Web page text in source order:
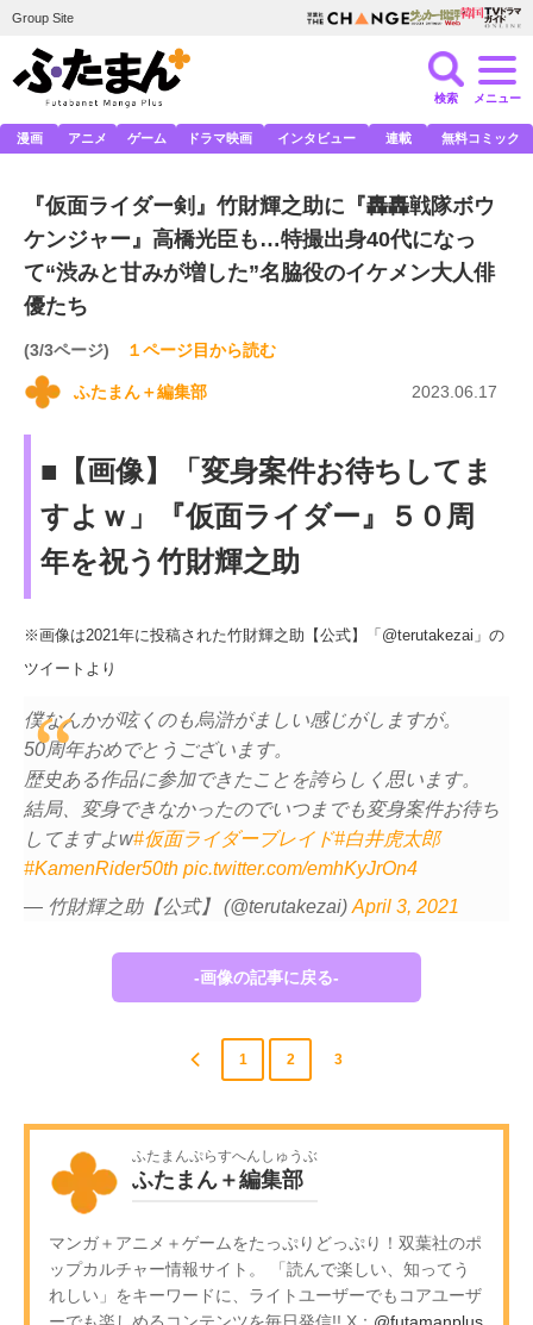
Group Site
検索 メニュー
漫画 アニメ ゲーム ドラマ映画 インタビュー 連載 無料コミック
『仮面ライダー剣』竹財輝之助に『轟轟戦隊ボウ
ケンジャー』高橋光臣も…特撮出身40代になっ
て“渋みと甘みが増した”名脇役のイケメン大人俳
優たち
(3/3ページ) １ページ目から読む
ふたまん＋編集部 2023.06.17
■【画像】「変身案件お待ちしてま
すよｗ」『仮面ライダー』５０周
年を祝う竹財輝之助
※画像は2021年に投稿された竹財輝之助【公式】「@terutakezai」の
ツイートより
僕なんかが呟くのも烏滸がましい感じがしますが。
50周年おめでとうございます。
歴史ある作品に参加できたことを誇らしく思います。
結局、変身できなかったのでいつまでも変身案件お待ち
してますよw#仮面ライダーブレイド#白井虎太郎
#KamenRider50th pic.twitter.com/emhKyJrOn4
— 竹財輝之助【公式】 (@terutakezai) April 3, 2021
-画像の記事に戻る-
1 2 3
ふたまんぷらすへんしゅうぶ
ふたまん＋編集部
マンガ＋アニメ＋ゲームをたっぷりどっぷり！双葉社のポ
ップカルチャー情報サイト。 「読んで楽しい、知ってう
れしい」をキーワードに、ライトユーザーでもコアユーザ